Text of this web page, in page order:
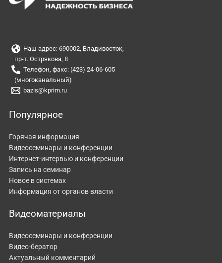
Наш адрес: 690002, Владивосток,
пр-т. Острякова, 8
Телефон, факс: (423) 24-06-605
(многоканальный)
bazis@kprim.ru
Популярное
Горячая информация
Видеосеминары и конференции
Интернет-интервью и конференции
Запись на семинар
Новое в системах
Информация от органов власти
Видеоматериалы
Видеосеминары и конференции
Видео-бератор
Актуальный комментарий